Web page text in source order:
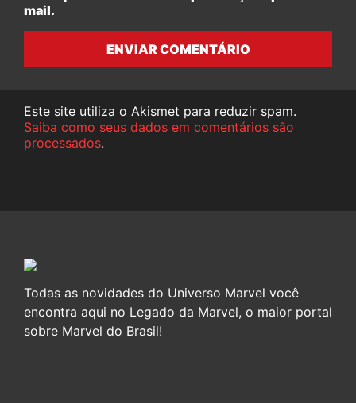
mail.
ENVIAR COMENTÁRIO
Este site utiliza o Akismet para reduzir spam.
Saiba como seus dados em comentários são
processados.
Todas as novidades do Universo Marvel você
encontra aqui no Legado da Marvel, o maior portal
sobre Marvel do Brasil!